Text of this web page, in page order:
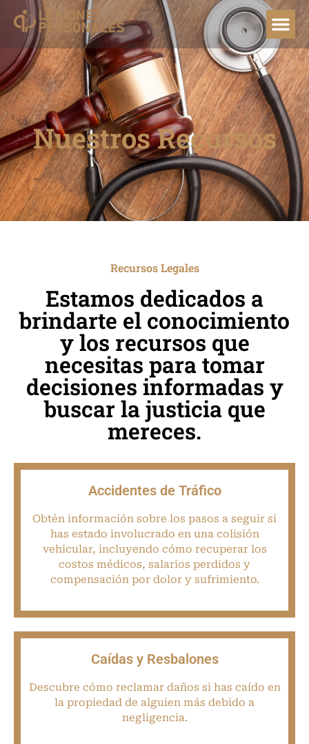
Nuestros Recursos
Recursos Legales
Estamos dedicados a
brindarte el conocimiento
y los recursos que
necesitas para tomar
decisiones informadas y
buscar la justicia que
mereces.
Accidentes de Tráfico
Obtén información sobre los pasos a seguir si
has estado involucrado en una colisión
vehicular, incluyendo cómo recuperar los
costos médicos, salarios perdidos y
compensación por dolor y sufrimiento.
Caídas y Resbalones
Descubre cómo reclamar daños si has caído en
la propiedad de alguien más debido a
negligencia.